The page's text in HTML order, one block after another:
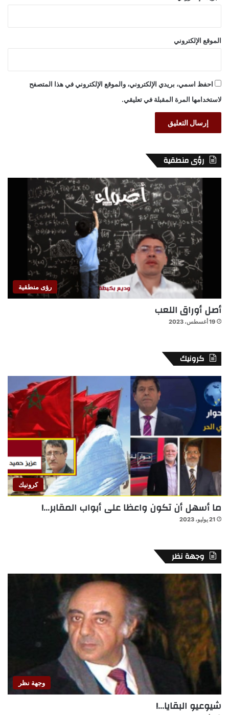
الموقع الإلكتروني
احفظ اسمي، بريدي الإلكتروني، والموقع الإلكتروني في هذا المتصفح
لاستخدامها المرة المقبلة في تعليقي.
رؤى منطقية
رؤى منطقية
أصل أوراق اللعب
19 أغسطس، 2023
كرونيك
كرونيك
ما أسهل أن تكون واعظا على أبواب المقابر…!
21 يوليو، 2023
وجهة نظر
وجهة نظر
شيوعيو البقايا…!